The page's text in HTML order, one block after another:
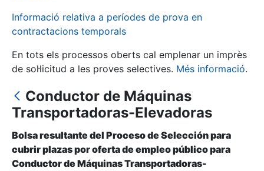
Mostra/Amaga
Mostra/Amaga
Informació relativa a períodes de prova en
contractacions temporals
En tots els processos oberts cal emplenar un imprès
de sol·licitud a les proves selectives. Més informació.
Conductor de Máquinas
Transportadoras-Elevadoras
Bolsa resultante del Proceso de Selección para
cubrir plazas por oferta de empleo público para
Conductor de Máquinas Transportadoras-